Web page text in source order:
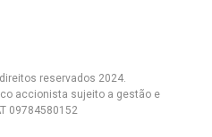
direitos reservados 2024.
accionista sujeito a gestão e
09784580152